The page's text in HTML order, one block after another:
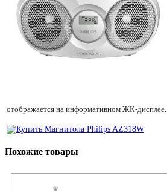
отображается на информативном ЖК-дисплее.
Похожие товары